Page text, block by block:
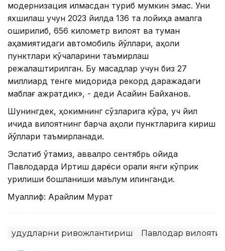
модернизация қилмасдан туриб мумкин эмас. Уни
яхшилаш учун 2023 йилда 136 та лойиҳа амалга
оширилиб, 656 километр вилоят ва туман
аҳамиятидаги автомобиль йўллари, аҳоли
пунктлари кўчаларини таъмирлаш
режалаштирилган. Бу мақсадлар учун биз 27
миллиард тенге миқдорида рекорд даражадаги
маблағ ажратдик», - деди Асайин Байханов.
Шунингдек, ҳокимнинг сўзларига кўра, уч йил
ичида вилоятнинг барча аҳоли пунктларига кириш
йўллари таъмирланади.
Эслатиб ўтамиз, аввалроқ сентябрь ойида
Павлодарда Иртиш дарёси орқали янги кўприк
қурилиши бошланиши маълум қилинганди.
Муаллиф: Арайлим Мурат
Ҳудудларни ривожлантириш Павлодар вилояти